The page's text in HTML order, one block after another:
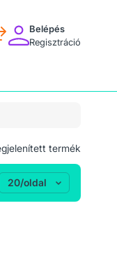
Belépés
Regisztráció
termék